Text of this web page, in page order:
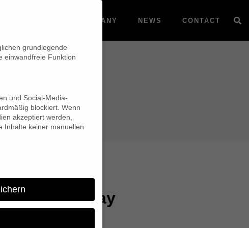
COMPANY NEWS CONTACT
on Arte today
grundlegende
einwandfreie Funktion
und Social-Media-
blockiert. Wenn
akzeptiert werden,
Inhalte keiner manuellen